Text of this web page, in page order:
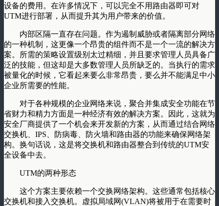
设备的费用。在许多情况下，可以完全不用路由器即可对
UTM进行部署，从而提升其为用户带来的价值。
内部区隔一直存在问题。作为遏制威胁或者隔离部分网络
的一种机制，这更像一个昂贵的组件而不是一个一流的解决方
案。所需的策略设置级别太过精细，并且要求管理人员具备广
泛的技能，但这却是大多数管理人员所缺乏的。当执行的需求
被量化的时候，它看起来要么非常昂贵，要么并不能满足中小
企业所需要的性能。
对于各种规模的企业网络来说，聚合并集成安全功能在节
省财力和精力方面是一种经济有效的解决方案。因此，这就为
安全厂商提供了一个机会来开发新的方案，从而通过结合网络
交换机、IPS、防病毒、防火墙和路由器的功能来确保网络架
构。换句话说，这是将交换机和路由器整合到传统的UTM安
全设备中去。
UTM的两种形态
这个方案主要依赖一个交换网络架构。这些通常包括核心
交换机和接入交换机。虚拟局域网(VLAN)将被用于在需要时